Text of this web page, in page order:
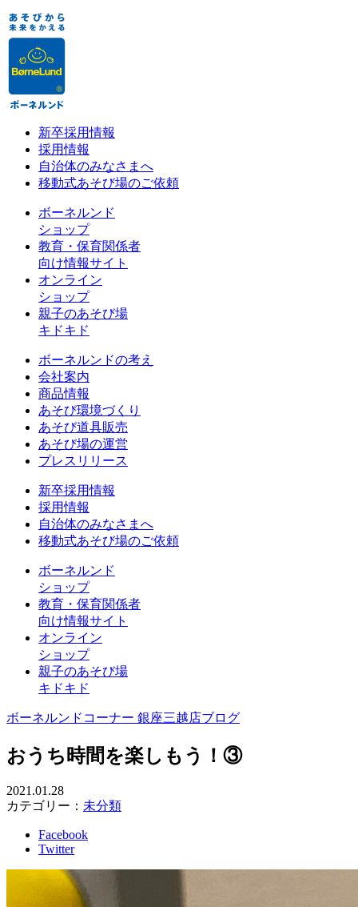
新卒採用情報
採用情報
自治体のみなさまへ
移動式あそび場のご依頼
ボーネルンド
ショップ
教育・保育関係者
向け情報サイト
オンライン
ショップ
親子のあそび場
キドキド
ボーネルンドの考え
会社案内
商品情報
あそび環境づくり
あそび道具販売
あそび場の運営
プレスリリース
新卒採用情報
採用情報
自治体のみなさまへ
移動式あそび場のご依頼
ボーネルンド
ショップ
教育・保育関係者
向け情報サイト
オンライン
ショップ
親子のあそび場
キドキド
ボーネルンドコーナー 銀座三越店ブログ
おうち時間を楽しもう！③
2021.01.28
カテゴリー： 未分類
Facebook
Twitter